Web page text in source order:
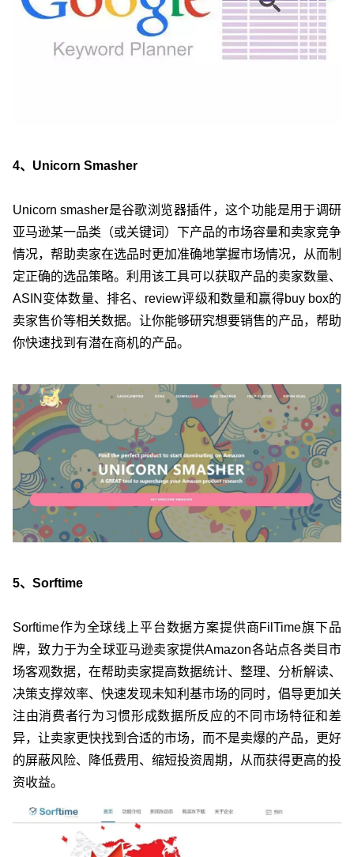
4、Unicorn Smasher
Unicorn smasher是谷歌浏览器插件，这个功能是用于调研
亚马逊某一品类（或关键词）下产品的市场容量和卖家竞争
情况，帮助卖家在选品时更加准确地掌握市场情况，从而制
定正确的选品策略。利用该工具可以获取产品的卖家数量、
ASIN变体数量、排名、review评级和数量和赢得buy box的
卖家售价等相关数据。让你能够研究想要销售的产品，帮助
你快速找到有潜在商机的产品。
5、Sorftime
Sorftime作为全球线上平台数据方案提供商FilTime旗下品
牌，致力于为全球亚马逊卖家提供Amazon各站点各类目市
场客观数据，在帮助卖家提高数据统计、整理、分析解读、
决策支撑效率、快速发现未知利基市场的同时，倡导更加关
注由消费者行为习惯形成数据所反应的不同市场特征和差
异，让卖家更快找到合适的市场，而不是卖爆的产品，更好
的屏蔽风险、降低费用、缩短投资周期，从而获得更高的投
资收益。